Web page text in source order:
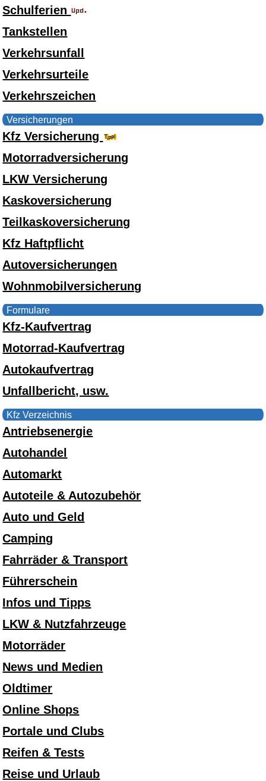
Schulferien
Tankstellen
Verkehrsunfall
Verkehrsurteile
Verkehrszeichen
Versicherungen
Kfz Versicherung
Motorradversicherung
LKW Versicherung
Kaskoversicherung
Teilkaskoversicherung
Kfz Haftpflicht
Autoversicherungen
Wohnmobilversicherung
Formulare
Kfz-Kaufvertrag
Motorrad-Kaufvertrag
Autokaufvertrag
Unfallbericht, usw.
Kfz Verzeichnis
Antriebsenergie
Autohandel
Automarkt
Autoteile & Autozubehör
Auto und Geld
Camping
Fahrräder & Transport
Führerschein
Infos und Tipps
LKW & Nutzfahrzeuge
Motorräder
News und Medien
Oldtimer
Online Shops
Portale und Clubs
Reifen & Tests
Reise und Urlaub